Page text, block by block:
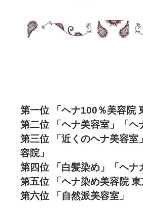
第一位 「ヘナ100％美容院
第二位 「ヘナ美容室」「ヘ
第三位 「近くのヘナ美容室
容院」
第四位 「白髪染め」「ヘナ
第五位 「ヘナ染め美容院 東
第六位 「自然派美容室」